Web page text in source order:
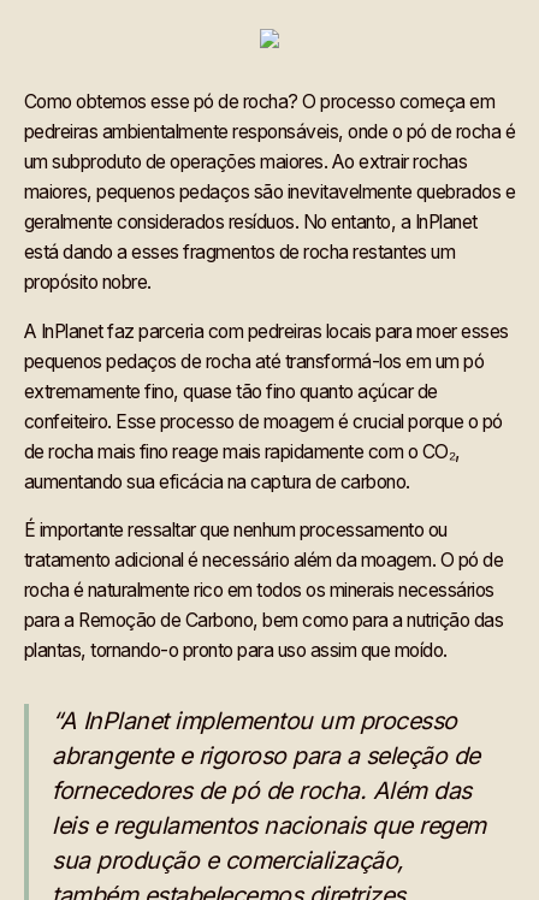
Como obtemos esse pó de rocha? O processo começa em
pedreiras ambientalmente responsáveis, onde o pó de rocha é
um subproduto de operações maiores. Ao extrair rochas
maiores, pequenos pedaços são inevitavelmente quebrados e
geralmente considerados resíduos. No entanto, a InPlanet
está dando a esses fragmentos de rocha restantes um
propósito nobre.
A InPlanet faz parceria com pedreiras locais para moer esses
pequenos pedaços de rocha até transformá-los em um pó
extremamente fino, quase tão fino quanto açúcar de
confeiteiro. Esse processo de moagem é crucial porque o pó
de rocha mais fino reage mais rapidamente com o CO₂,
aumentando sua eficácia na captura de carbono.
É importante ressaltar que nenhum processamento ou
tratamento adicional é necessário além da moagem. O pó de
rocha é naturalmente rico em todos os minerais necessários
para a Remoção de Carbono, bem como para a nutrição das
plantas, tornando-o pronto para uso assim que moído.
“A InPlanet implementou um processo
abrangente e rigoroso para a seleção de
fornecedores de pó de rocha. Além das
leis e regulamentos nacionais que regem
sua produção e comercialização,